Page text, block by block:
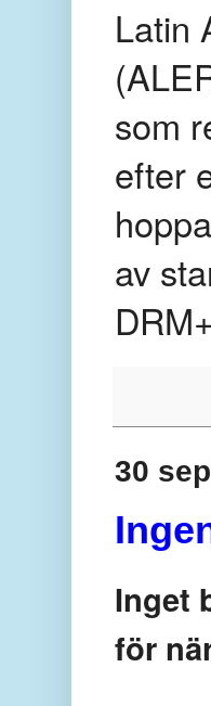
Latin
som
efter
av
30
Inget
för